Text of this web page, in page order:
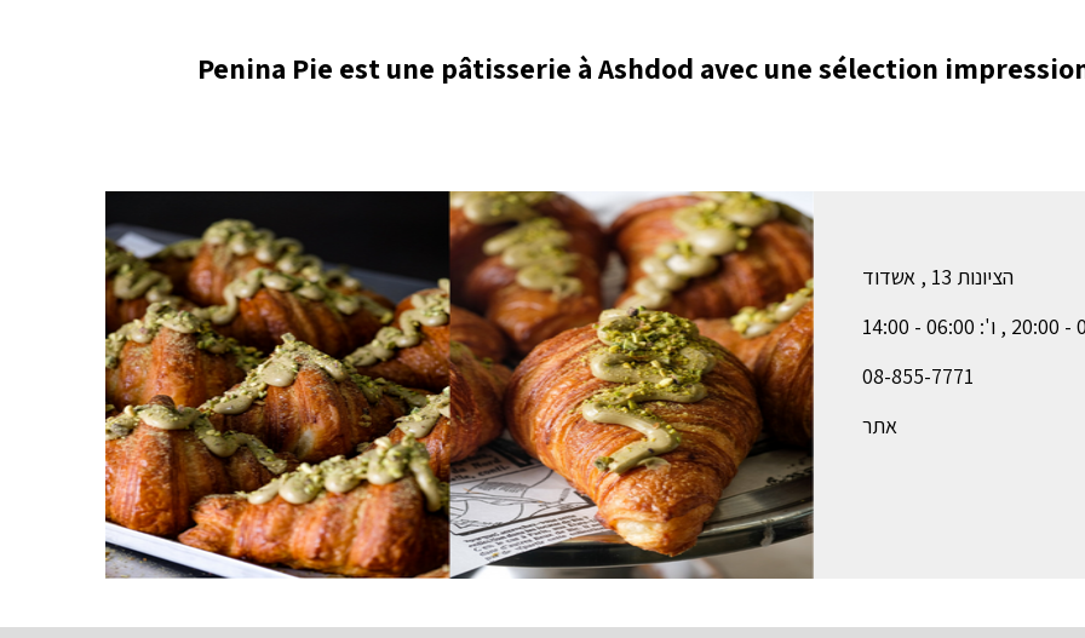
Penina Pie est une pâtisserie à Ashdod avec une sélection
הציונות 13 , אשדוד
08-855-7771
אתר